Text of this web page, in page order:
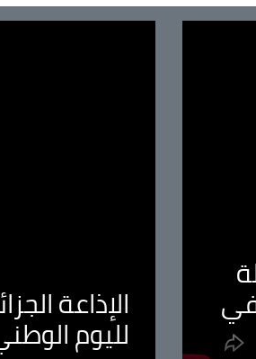
الإذاعة
لليوم